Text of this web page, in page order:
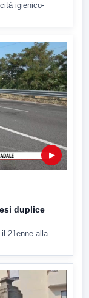
igienico-
▶
duplice
21enne alla